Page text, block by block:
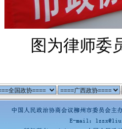
图为律师委